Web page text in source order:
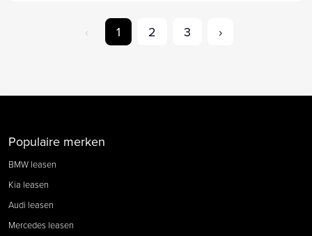
‹ 1 2 3 ›
Populaire merken
BMW leasen
Kia leasen
Audi leasen
Mercedes leasen